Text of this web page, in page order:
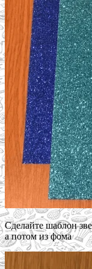
Сделайте шаблон
а потом из фома